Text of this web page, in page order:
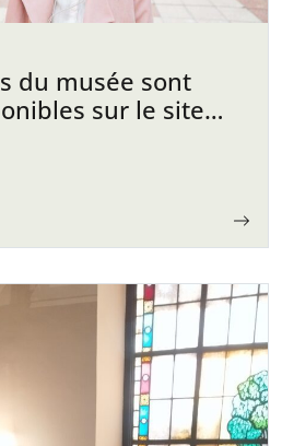
du musée sont
sur le site